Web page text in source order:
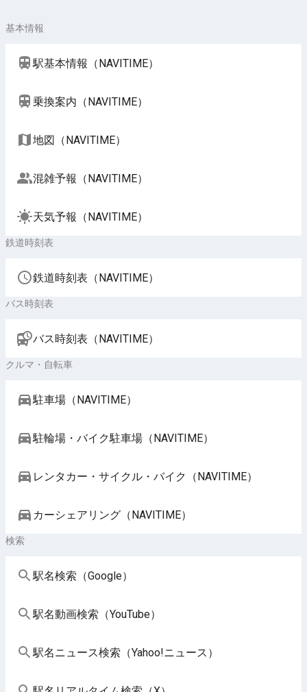
基本情報
駅基本情報（NAVITIME）
乗換案内（NAVITIME）
地図（NAVITIME）
混雑予報（NAVITIME）
天気予報（NAVITIME）
鉄道時刻表
鉄道時刻表（NAVITIME）
バス時刻表
バス時刻表（NAVITIME）
クルマ・自転車
駐車場（NAVITIME）
駐輪場・バイク駐車場（NAVITIME）
レンタカー・サイクル・バイク（NAVITIME）
カーシェアリング（NAVITIME）
検索
駅名検索（Google）
駅名動画検索（YouTube）
駅名ニュース検索（Yahoo!ニュース）